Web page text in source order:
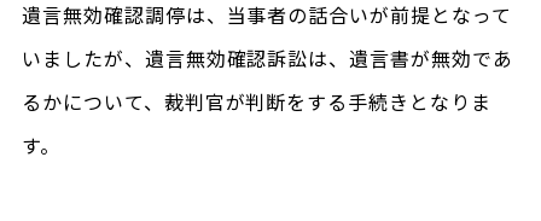
遺言無効確認調停は、当事者の話合いが前提となって
いましたが、遺言無効確認訴訟は、遺言書が無効であ
るかについて、裁判官が判断をする手続きとなりま
す。